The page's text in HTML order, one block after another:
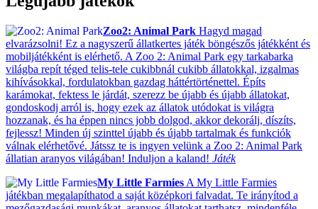
Zoo2: Animal Park Hagyd magad
elvarázsolni! Ez a nagyszerű állatkertes játék böngészős játékként és
mobiljátékként is elérhető. A Zoo 2: Animal Park egy tarkabarka
világba repít téged telis-tele cukibbnál cukibb állatokkal, izgalmas
kihívásokkal, fordulatokban gazdag háttértörténettel. Építs
karámokat, fektess le járdát, szerezz be újabb és újabb állatokat,
gondoskodj arról is, hogy ezek az állatok utódokat is világra
hozzanak, és ha éppen nincs jobb dolgod, akkor dekorálj, díszíts,
fejlessz! Minden új szinttel újabb és újabb tartalmak és funkciók
válnak elérhetővé. Játssz te is ingyen velünk a Zoo 2: Animal Park
állatian aranyos világában! Induljon a kaland! Játék
My Little Farmies A My Little Farmies
játékban megalapíthatod a saját középkori falvadat. Te irányítod a